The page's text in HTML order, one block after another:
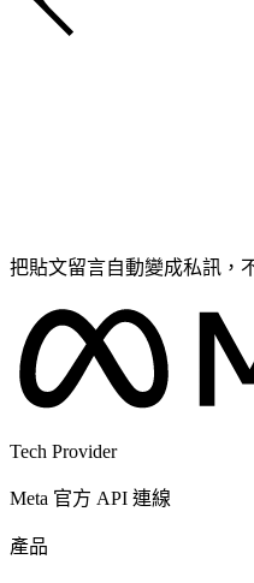
把貼文留言自動變成私訊，
Tech Provider
Meta 官方 API 連線
產品